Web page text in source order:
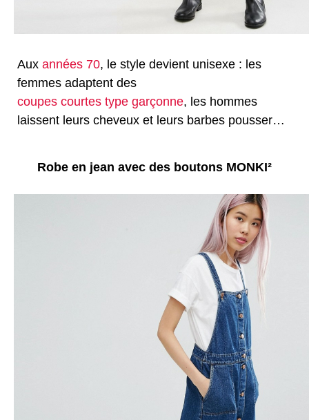
Aux années 70, le style devient unisexe : les
femmes adaptent des
coupes courtes type garçonne, les hommes
laissent leurs cheveux et leurs barbes pousser…
Robe en jean avec des boutons MONKI²